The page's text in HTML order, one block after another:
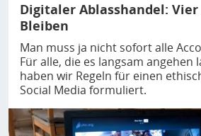
Digitaler Ablasshandel:
Bleiben
Man muss ja nicht sofort alle
Für alle, die es langsam angehen
haben wir Regeln für einen
Social Media formuliert.
Bild